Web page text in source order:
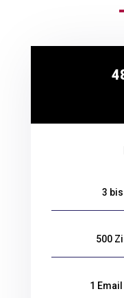
3
500
1